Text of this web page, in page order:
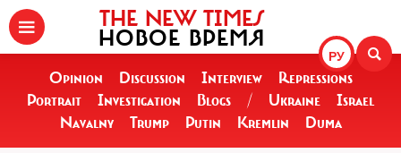
РУ
THE NEW TIMES
НОВОЕ ВРЕМЯ
Opinion Discussion Interview
Repressions
Portrait
Investigation Blogs / Ukraine
Israel
Navalny
Trump Putin Kremlin Duma